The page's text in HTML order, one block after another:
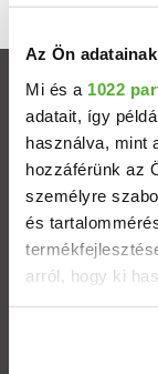
Az Ön
Mi és a 1022
adatait, így
használva, mint
hozzáférünk az
személyre
és
arról, hogy ki
Ingatlanok
Eladó házak
Eladó lakások
Települések